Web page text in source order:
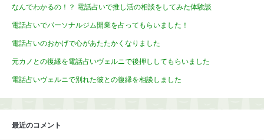
なんでわかるの！？ 電話占いで推し活の相談をしてみた体験談
電話占いでパーソナルジム開業を占ってもらいました！
電話占いのおかげで心があたたかくなりました
元カノとの復縁を電話占いヴェルニで後押ししてもらいました
電話占いヴェルニで別れた彼との復縁を相談しました
最近のコメント